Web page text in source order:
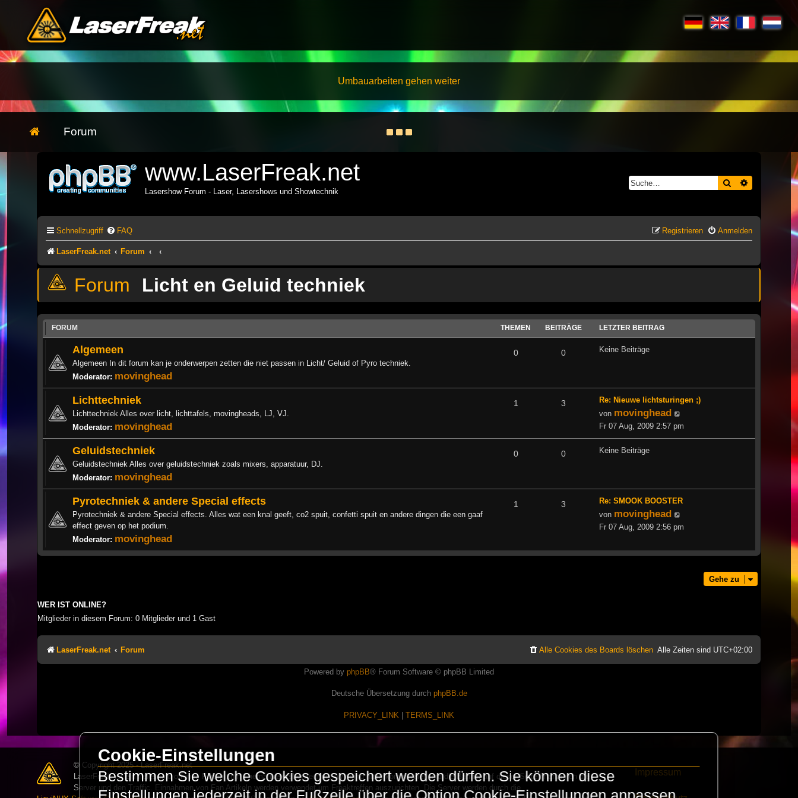
Umbauarbeiten gehen weiter
Forum
www.LaserFreak.net
Lasershow Forum - Laser, Lasershows und Showtechnik
Suche Erweiterte
Schnellzugriff FAQ Anmelden
Registrieren
LaserFreak.net Forum
Licht en Geluid techniek
FORUM THEMEN BEITRÄGE LETZTER BEITRAG
Algemeen
Algemeen In dit forum kan je onderwerpen zetten die niet passen in Licht/ Geluid of Pyro techniek.
Moderator: movinghead
0 0 Keine Beiträge
Lichttechniek
Lichttechniek Alles over licht, lichttafels, movingheads, LJ, VJ.
Moderator: movinghead
1 3
Re: Nieuwe lichtsturingen ;)
von movinghead
Beitrag
Fr 07 Aug, 2009 2:57 pm
Geluidstechniek
Geluidstechniek Alles over geluidstechniek zoals mixers, apparatuur, DJ.
Moderator: movinghead
0 0 Keine Beiträge
Pyrotechniek & andere Special effects
Pyrotechniek & andere Special effects. Alles wat een knal geeft, co2 spuit, confetti spuit en andere dingen die een gaaf
effect geven op het podium.
Moderator: movinghead
1 3
Re: SMOOK BOOSTER
von movinghead
Beitrag
Fr 07 Aug, 2009 2:56 pm
Gehe zu
WER IST ONLINE?
Mitglieder in diesem Forum: 0 Mitglieder und 1 Gast
LaserFreak.net Forum Alle Zeiten sind UTC+02:00
Alle Cookies des Boards löschen
Powered by phpBB® Forum Software © phpBB Limited
Deutsche Übersetzung durch phpBB.de
PRIVACY_LINK TERMS_LINK
© Copyright 2025 - LaserFreak.net
LaserFreak ist ein freies und offenes Forum zum Thema Lasershowtechnik. Wir sind nicht kommerziell und die Banner auf dieser Seite finanzieren die
Server und den Traffic. Einnahmen von Fan Artikeln werden verwendet um Freaktreffen auszurichten. Die Server werden durch die
Impressum
Cookie-Einstellungen
Bestimmen Sie welche Cookies gespeichert werden dürfen. Sie können diese